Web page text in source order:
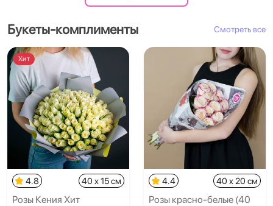
Букеты-комплименты Смотреть все
Хит
4.8 40 x 15 см
Розы Кения Хит
4.4 40 x 20 см
Розы красно-белые (40